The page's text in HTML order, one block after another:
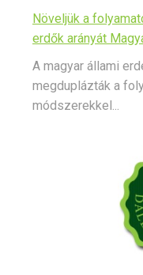
Növeljük a
erdők arányát
A magyar állami
megduplázták a
módszerekkel...